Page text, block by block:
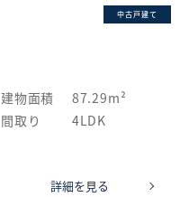
中古戸建て
建物面積
87.29m²
間取り 4LDK
詳細を見る